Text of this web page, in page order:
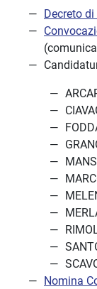
Decreto
Nomina